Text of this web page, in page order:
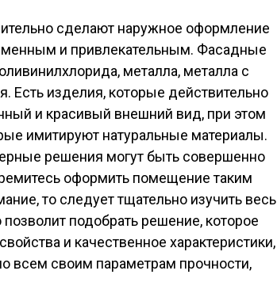
сделают наружное оформление
и привлекательным. Фасадные
металла, металла с
Есть изделия, которые действительно
и красивый внешний вид, при этом
имитируют натуральные материалы.
решения могут быть совершенно
оформить помещение таким
то следует тщательно изучить весь
подобрать решение, которое
и качественное характеристики,
всем своим параметрам прочности,